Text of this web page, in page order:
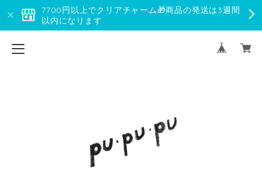
7700円以上でクリアチャーム🎁商品の発送は3週間
以内になります